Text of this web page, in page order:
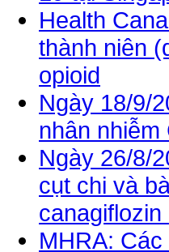
Health
thành niên
opioid
Ngày 18/9/
nhân
Ngày 26/8/
cụt chi và
MHRA: